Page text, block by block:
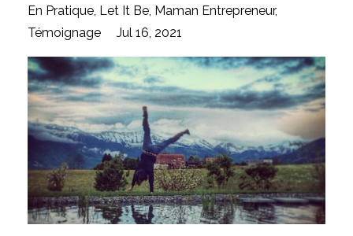
En Pratique Let It Be Maman Entrepreneur
Témoignage
Jul 16, 2021